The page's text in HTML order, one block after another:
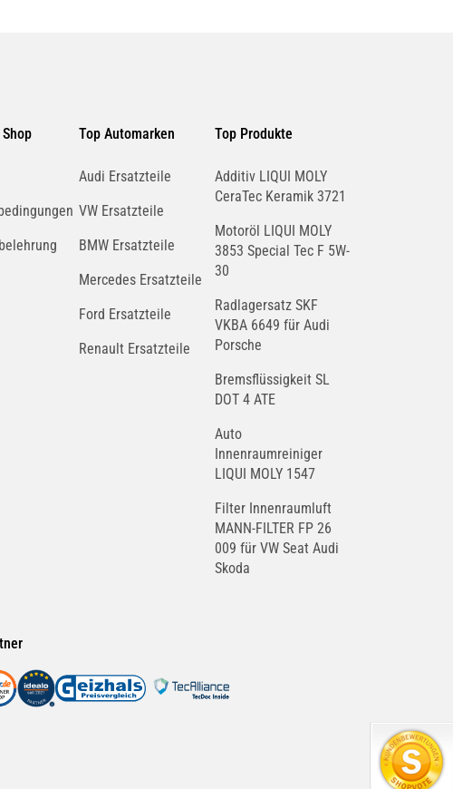
Top Automarken
Audi Ersatzteile
VW Ersatzteile
BMW Ersatzteile
Mercedes Ersatzteile
Ford Ersatzteile
Renault Ersatzteile
Top Produkte
Additiv LIQUI MOLY
CeraTec Keramik 3721
Motoröl LIQUI MOLY
3853 Special Tec F 5W-
30
Radlagersatz SKF
VKBA 6649 für Audi
Porsche
Bremsflüssigkeit SL
DOT 4 ATE
Auto
Innenraumreiniger
LIQUI MOLY 1547
Filter Innenraumluft
MANN-FILTER FP 26
009 für VW Seat Audi
Skoda